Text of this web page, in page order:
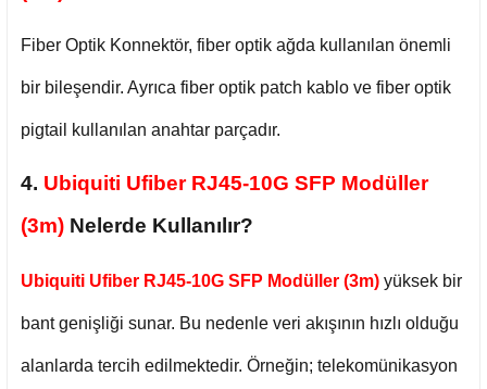
Fiber Optik Konnektör, fiber optik ağda kullanılan önemli
bir bileşendir. Ayrıca fiber optik patch kablo ve fiber optik
pigtail kullanılan anahtar parçadır.
4. Ubiquiti Ufiber RJ45-10G SFP Modüller
(3m) Nelerde Kullanılır?
Ubiquiti Ufiber RJ45-10G SFP Modüller (3m) yüksek bir
bant genişliği sunar. Bu nedenle veri akışının hızlı olduğu
alanlarda tercih edilmektedir. Örneğin; telekomünikasyon